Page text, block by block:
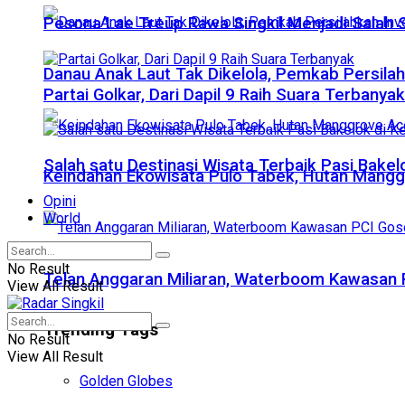
Danau Anak Laut Tak Dikelola, Pemkab
Keindahan Ekowisata Pulo Tabek, Hutan
Telan Anggaran Miliaran, Waterboom
Trending Tags
Golden Globes
Pesona Lae Treup Rawa Singkil Menjadi Salah
Partai Golkar, Dari Dapil 9 Raih Suara Terbanyak
Salah satu Destinasi Wisata Terbaik Pasi
Opini
World
No Result
View All Result
No Result
View All Result